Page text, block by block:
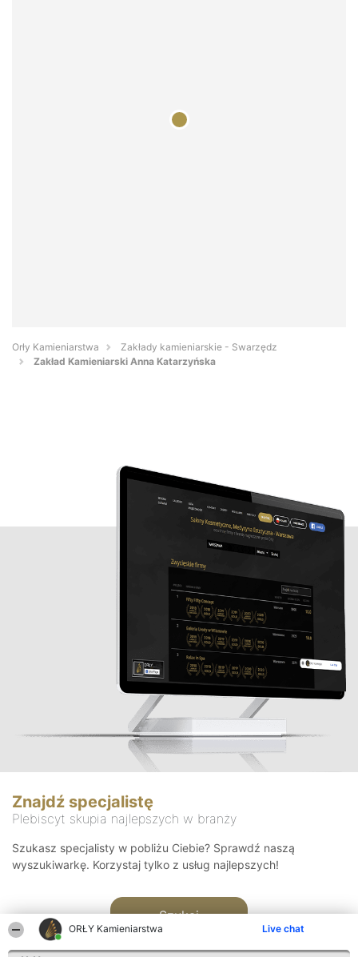
ORŁY Kamieniarstwa Live chat
Orły Kamieniarstwa
Zakłady kamieniarskie - Swarzędz
Zakład Kamieniarski Anna Katarzyńska
Znajdź specjalistę
Plebiscyt skupia najlepszych w branży
Szukasz specjalisty w pobliżu Ciebie? Sprawdź naszą
wyszukiwarkę. Korzystaj tylko z usług najlepszych!
Szukaj